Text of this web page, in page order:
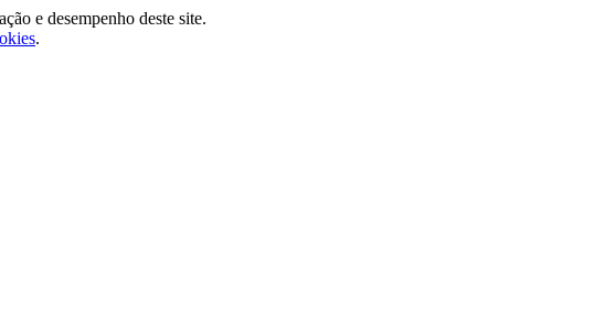
e desempenho deste site.
.